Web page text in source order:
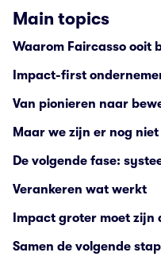
Main topics
Waarom Faircasso ooit
Impact-first
Van pionieren naar
Maar we zijn er nog niet
De volgende fase:
Verankeren wat werkt
Impact groter moet zijn
Samen de volgende